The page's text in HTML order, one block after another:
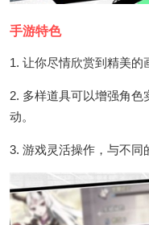
手游特色
1. 让你尽情欣赏到精美的
2. 多样道具可以增强角
动。
3. 游戏灵活操作，与不同